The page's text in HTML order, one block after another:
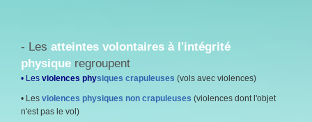
- Les atteintes volontaires à l'intégrité
physique regroupent
• Les violences physiques crapuleuses (vols avec violences)
• Les violences physiques non crapuleuses (violences dont l'objet
n'est pas le vol)